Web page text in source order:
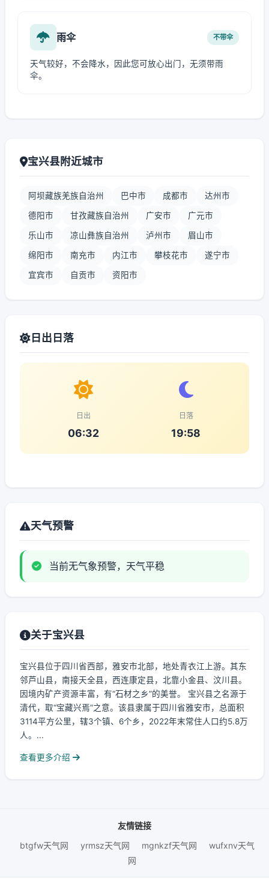
雨伞 不带伞
天气较好，不会降水，因此您可放心出门，无须带雨
伞。
宝兴县附近城市
阿坝藏族羌族自治州 巴中市 成都市 达州市
德阳市 甘孜藏族自治州 广安市 广元市
乐山市 凉山彝族自治州 泸州市 眉山市
绵阳市 南充市 内江市 攀枝花市 遂宁市
宜宾市 自贡市 资阳市
日出日落
日出
06:32
日落
19:58
天气预警
当前无气象预警，天气平稳
关于宝兴县
宝兴县位于四川省西部，雅安市北部，地处青衣江上游。其东
邻芦山县，南接天全县，西连康定县，北靠小金县、汶川县。
因境内矿产资源丰富，有“石材之乡”的美誉。 宝兴县之名源于
清代，取“宝藏兴焉”之意。该县隶属于四川省雅安市，总面积
3114平方公里，辖3个镇、6个乡，2022年末常住人口约5.8万
人。...
查看更多介绍
友情链接
btgfw天气网
yrmsz天气网 mgnkzf天气网
wufxnv天气
网